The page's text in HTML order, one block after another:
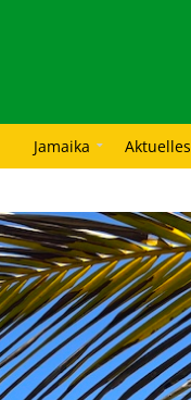
Jamaika Aktuelles